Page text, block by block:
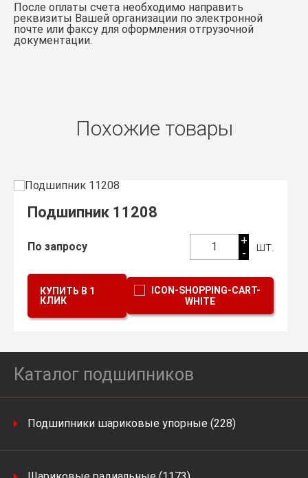
Каталог подшипников
Подшипники шариковые упорные (228)
После оплаты счета необходимо направить
реквизиты Вашей организации по электронной
почте или факсу для оформления отгрузочной
документации.
Похожие товары
Подшипник 11208
По запросу 1
+
-
шт.
КУПИТЬ В 1
КЛИК